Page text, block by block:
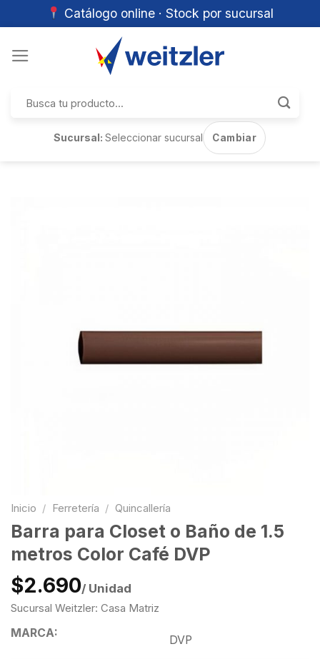
Catálogo online · Stock por sucursal
por:
Sucursal:Seleccionar sucursal Cambiar
Inicio / Ferretería / Quincallería
Barra para Closet o Baño de 1.5
metros Color Café DVP
$2.690/ Unidad
Sucursal Weitzler: Casa Matriz
MARCA:
DVP